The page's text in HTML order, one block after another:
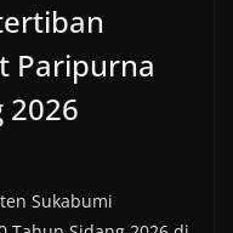
Paripurna
2026
Sukabumi